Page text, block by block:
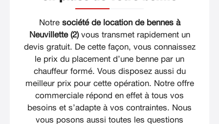
Notre société de location de bennes à
Neuvillette (2)vous transmet rapidement un
devis gratuit. De cette façon, vous connaissez
le prix du placement d’une benne par un
chauffeur formé. Vous disposez aussi du
meilleur prix pour cette opération. Notre offre
commerciale répond en effet à tous vos
besoins et s’adapte à vos contraintes. Nous
vous posons aussi toutes les questions